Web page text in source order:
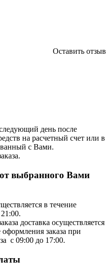
Оставить отзыв
день после
на расчетный счет или в
с Вами.
выбранного Вами
в течение
доставка осуществляется
заказа при
с 09:00 до 17:00.